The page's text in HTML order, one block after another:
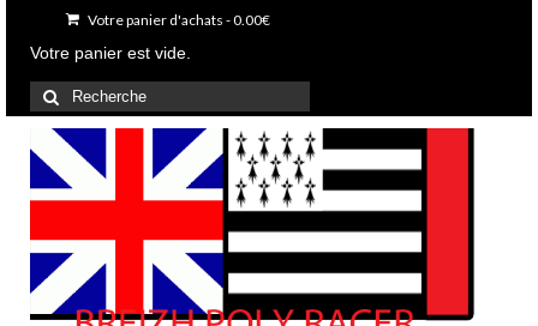
Votre panier d'achats -0.00€
Votre panier est vide.
Rechercher
: